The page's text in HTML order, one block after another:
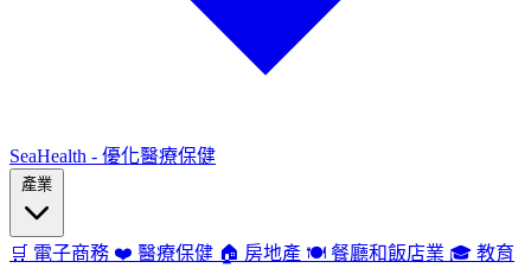
SeaHealth - 優化醫療保健
🛒 電子商務 ❤️ 醫療保健 🏠 房地產 🍽️ 餐廳和飯店業 🎓 教育